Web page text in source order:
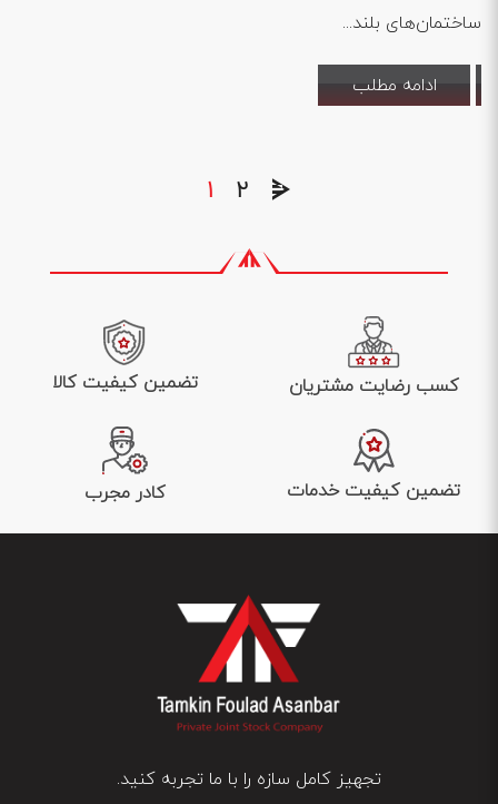
ساختمان‌های بلند...
ادامه مطلب
1 2
کسب رضایت مشتریان تضمین کیفیت کالا
تضمین کیفیت خدمات کادر مجرب
تجهیز کامل سازه را با ما تجربه کنید.